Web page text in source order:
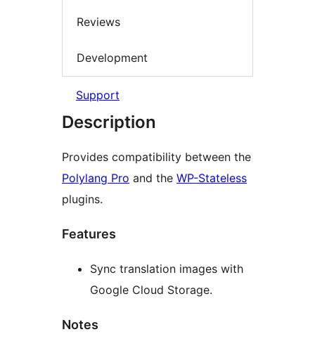
Reviews
Development
Support
Description
Provides compatibility between the
Polylang Pro and the WP-Stateless
plugins.
Features
Sync translation images with
Google Cloud Storage.
Notes